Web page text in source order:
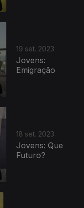
19 set. 2023
Jovens:
Emigração
18 set. 2023
Jovens: Que
Futuro?